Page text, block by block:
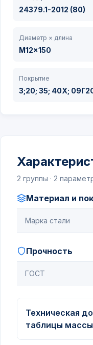
24379.1-2012 (80)
Диаметр × длина
M12x150
Покрытие
3;20; 35; 40Х;
2 группы · 2
Материал и
Марка стали
Прочность
ГОСТ
Техническая
таблицы